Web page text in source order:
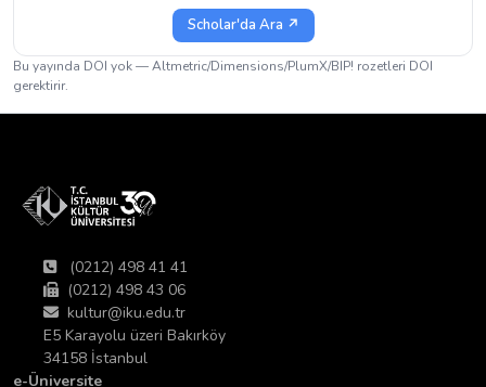
Scholar'da Ara ↗
Bu yayında DOI yok — Altmetric/Dimensions/PlumX/BIP! rozetleri DOI
gerektirir.
(0212) 498 41 41
(0212) 498 43 06
kultur@iku.edu.tr
E5 Karayolu üzeri Bakırköy
34158 İstanbul
e-Üniversite